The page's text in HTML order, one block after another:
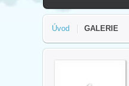
Úvod GALERIE